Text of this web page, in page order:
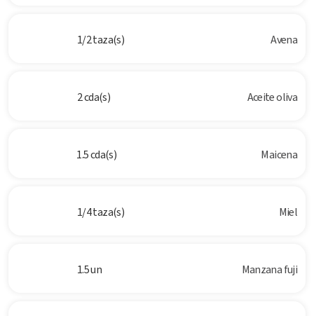
1/2 taza(s) Avena
2 cda(s) Aceite oliva
1.5 cda(s) Maicena
1/4 taza(s) Miel
1.5 un Manzana fuji